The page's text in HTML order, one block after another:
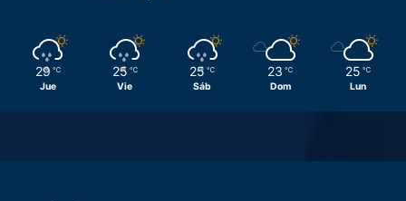
29 ℃
Jue
25 ℃
Vie
25 ℃
Sáb
23 ℃
Dom
25 ℃
Lun